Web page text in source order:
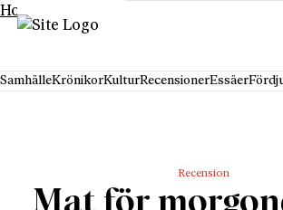
Hoppa till innehåll
SamhälleKrönikorKulturRecensionerEssäer
Recension
Mat för